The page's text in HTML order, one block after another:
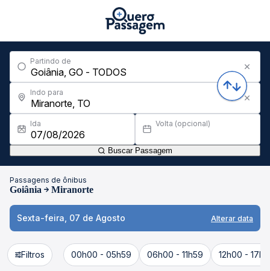
Partindo de
Indo para
Ida Volta (opcional)
Buscar Passagem
Passagens de ônibus
Goiânia Miranorte
Sexta-feira, 07 de Agosto Alterar data
Filtros 00h00 - 05h59 06h00 - 11h59 12h00 -